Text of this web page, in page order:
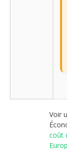
Voir
coût